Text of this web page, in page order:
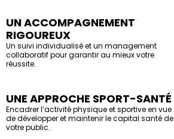
UN ACCOMPAGNEMENT
RIGOUREUX
Un suivi individualisé et un management
collaboratif pour garantir au mieux votre
réussite.
UNE APPROCHE SPORT-SANTÉ
Encadrer l’activité physique et sportive en vue
de développer et maintenir le capital santé de
votre public.